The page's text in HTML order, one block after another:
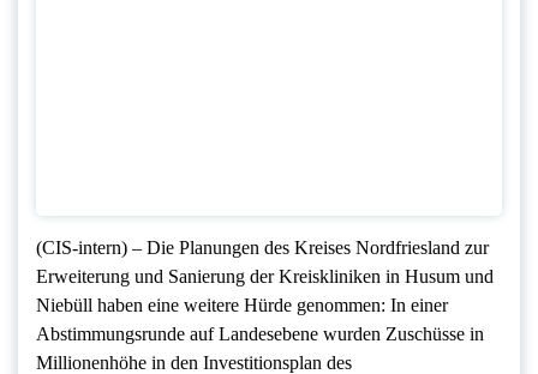
(CIS-intern) – Die Planungen des Kreises Nordfriesland zur
Erweiterung und Sanierung der Kreiskliniken in Husum und
Niebüll haben eine weitere Hürde genommen: In einer
Abstimmungsrunde auf Landesebene wurden Zuschüsse in
Millionenhöhe in den Investitionsplan des